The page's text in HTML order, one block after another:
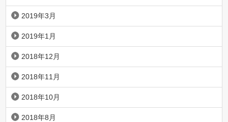
2019年3月
2019年1月
2018年12月
2018年11月
2018年10月
2018年8月